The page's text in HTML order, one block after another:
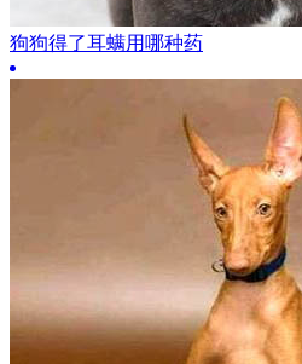
狗狗得了耳螨用哪种药